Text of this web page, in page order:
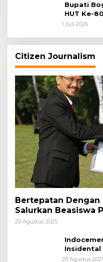
Bupati
HUT Ke-
dan
1 Juli 2026
Citizen Journalism
Bertepatan Dengan
Salurkan Beasiswa
Pelajar
20 Agustus 2025
Insidental
Citeureup
20 Agustus